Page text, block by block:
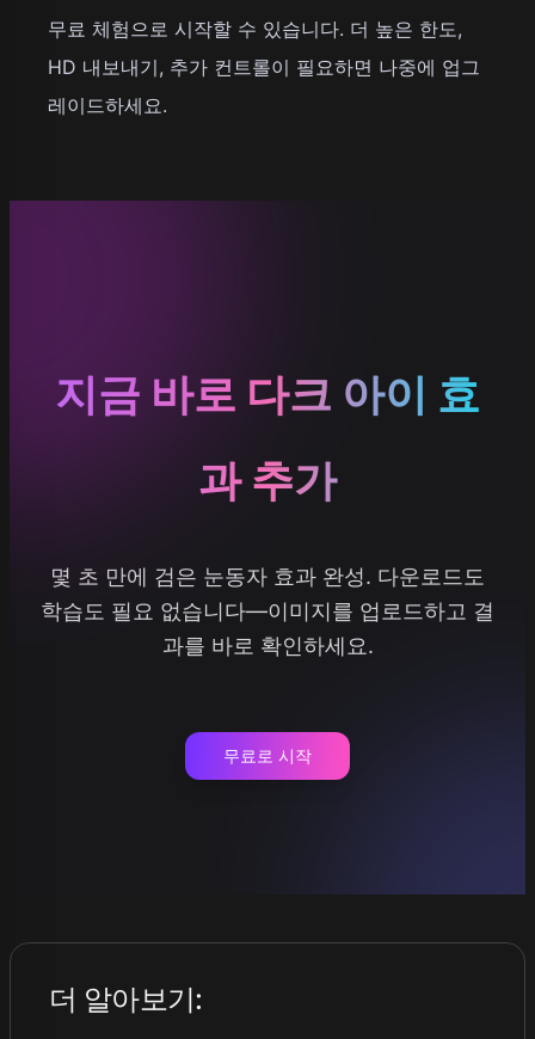
무료 체험으로 시작할 수 있습니다. 더 높은 한도,
HD 내보내기, 추가 컨트롤이 필요하면 나중에 업그
레이드하세요.
지금 바로 다크 아이 효
과 추가
몇 초 만에 검은 눈동자 효과 완성. 다운로드도
학습도 필요 없습니다—이미지를 업로드하고 결
과를 바로 확인하세요.
무료로 시작
더 알아보기: